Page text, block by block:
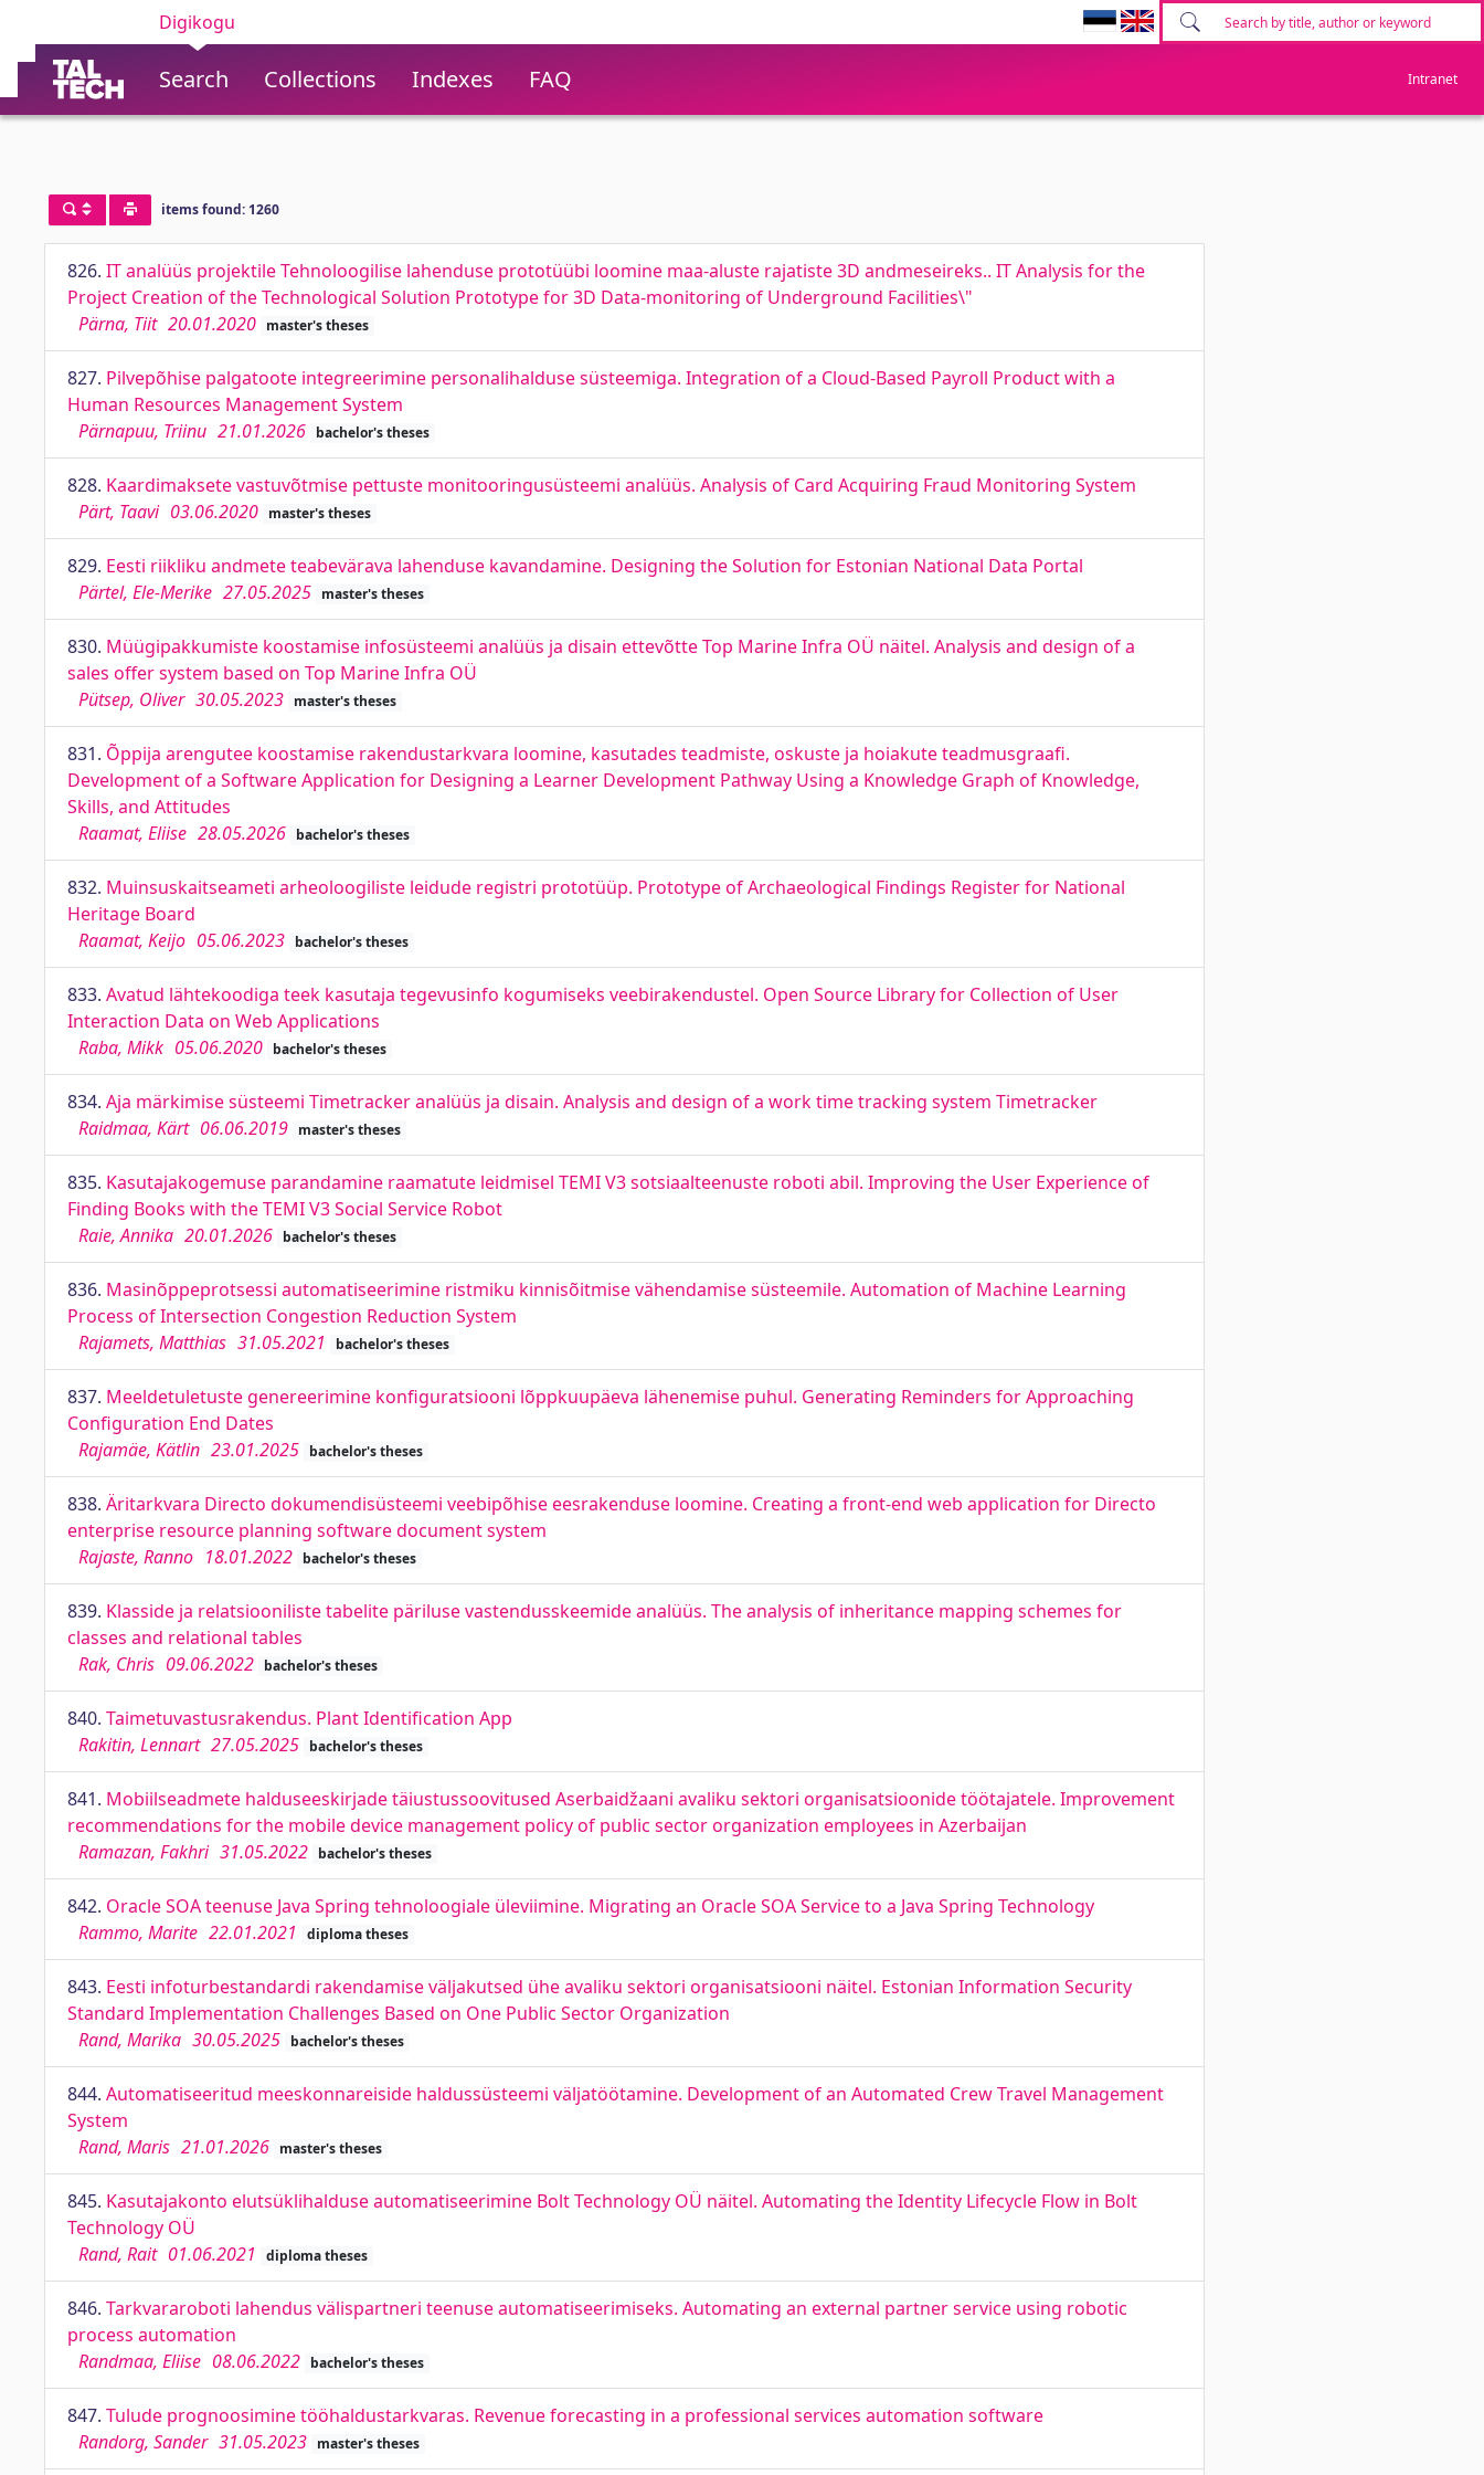
Digikogu
Search Collections Indexes FAQ Intranet
items found: 1260
826. IT analüüs projektile Tehnoloogilise lahenduse prototüübi loomine maa-aluste rajatiste 3D andmeseireks.. IT Analysis for the
Project Creation of the Technological Solution Prototype for 3D Data-monitoring of Underground Facilities\"
Pärna, Tiit 20.01.2020 master's theses
827. Pilvepõhise palgatoote integreerimine personalihalduse süsteemiga. Integration of a Cloud-Based Payroll Product with a
Human Resources Management System
Pärnapuu, Triinu 21.01.2026 bachelor's theses
828. Kaardimaksete vastuvõtmise pettuste monitooringusüsteemi analüüs. Analysis of Card Acquiring Fraud Monitoring System
Pärt, Taavi 03.06.2020 master's theses
829. Eesti riikliku andmete teabevärava lahenduse kavandamine. Designing the Solution for Estonian National Data Portal
Pärtel, Ele-Merike 27.05.2025 master's theses
830. Müügipakkumiste koostamise infosüsteemi analüüs ja disain ettevõtte Top Marine Infra OÜ näitel. Analysis and design of a
sales offer system based on Top Marine Infra OÜ
Pütsep, Oliver 30.05.2023 master's theses
831. Õppija arengutee koostamise rakendustarkvara loomine, kasutades teadmiste, oskuste ja hoiakute teadmusgraafi.
Development of a Software Application for Designing a Learner Development Pathway Using a Knowledge Graph of Knowledge,
Skills, and Attitudes
Raamat, Eliise 28.05.2026 bachelor's theses
832. Muinsuskaitseameti arheoloogiliste leidude registri prototüüp. Prototype of Archaeological Findings Register for National
Heritage Board
Raamat, Keijo 05.06.2023 bachelor's theses
833. Avatud lähtekoodiga teek kasutaja tegevusinfo kogumiseks veebirakendustel. Open Source Library for Collection of User
Interaction Data on Web Applications
Raba, Mikk 05.06.2020 bachelor's theses
834. Aja märkimise süsteemi Timetracker analüüs ja disain. Analysis and design of a work time tracking system Timetracker
Raidmaa, Kärt 06.06.2019 master's theses
835. Kasutajakogemuse parandamine raamatute leidmisel TEMI V3 sotsiaalteenuste roboti abil. Improving the User Experience of
Finding Books with the TEMI V3 Social Service Robot
Raie, Annika 20.01.2026 bachelor's theses
836. Masinõppeprotsessi automatiseerimine ristmiku kinnisõitmise vähendamise süsteemile. Automation of Machine Learning
Process of Intersection Congestion Reduction System
Rajamets, Matthias 31.05.2021 bachelor's theses
837. Meeldetuletuste genereerimine konfiguratsiooni lõppkuupäeva lähenemise puhul. Generating Reminders for Approaching
Configuration End Dates
Rajamäe, Kätlin 23.01.2025 bachelor's theses
838. Äritarkvara Directo dokumendisüsteemi veebipõhise eesrakenduse loomine. Creating a front-end web application for Directo
enterprise resource planning software document system
Rajaste, Ranno 18.01.2022 bachelor's theses
839. Klasside ja relatsiooniliste tabelite päriluse vastendusskeemide analüüs. The analysis of inheritance mapping schemes for
classes and relational tables
Rak, Chris 09.06.2022 bachelor's theses
840. Taimetuvastusrakendus. Plant Identification App
Rakitin, Lennart 27.05.2025 bachelor's theses
841. Mobiilseadmete halduseeskirjade täiustussoovitused Aserbaidžaani avaliku sektori organisatsioonide töötajatele. Improvement
recommendations for the mobile device management policy of public sector organization employees in Azerbaijan
Ramazan, Fakhri 31.05.2022 bachelor's theses
842. Oracle SOA teenuse Java Spring tehnoloogiale üleviimine. Migrating an Oracle SOA Service to a Java Spring Technology
Rammo, Marite 22.01.2021 diploma theses
843. Eesti infoturbestandardi rakendamise väljakutsed ühe avaliku sektori organisatsiooni näitel. Estonian Information Security
Standard Implementation Challenges Based on One Public Sector Organization
Rand, Marika 30.05.2025 bachelor's theses
844. Automatiseeritud meeskonnareiside haldussüsteemi väljatöötamine. Development of an Automated Crew Travel Management
System
Rand, Maris 21.01.2026 master's theses
845. Kasutajakonto elutsüklihalduse automatiseerimine Bolt Technology OÜ näitel. Automating the Identity Lifecycle Flow in Bolt
Technology OÜ
Rand, Rait 01.06.2021 diploma theses
846. Tarkvararoboti lahendus välispartneri teenuse automatiseerimiseks. Automating an external partner service using robotic
process automation
Randmaa, Eliise 08.06.2022 bachelor's theses
847. Tulude prognoosimine tööhaldustarkvaras. Revenue forecasting in a professional services automation software
Randorg, Sander 31.05.2023 master's theses